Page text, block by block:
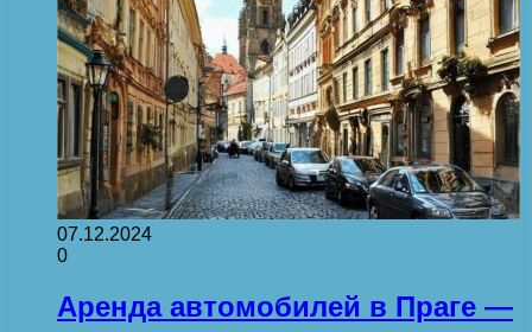
07.12.2024
0
Аренда автомобилей в Праге —